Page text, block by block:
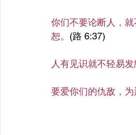
你们不要论断人，
恕。 (路 6:37)
人有见识就不轻易
要爱你们的仇敌，